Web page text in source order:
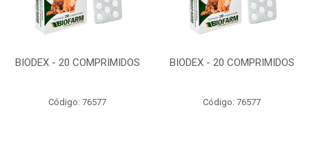
BIODEX - 20 COMPRIMIDOS
Código: 76577
BIODEX - 20 COMPRIMIDOS
Código: 76577